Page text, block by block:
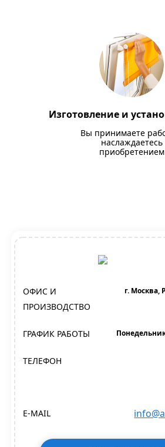
Изготовление и
Вы принимаете
наслаждаетесь
приобретением
ОФИС И
ПРОИЗВОДСТВО
г. Москва,
ГРАФИК РАБОТЫ
ТЕЛЕФОН
E-MAIL